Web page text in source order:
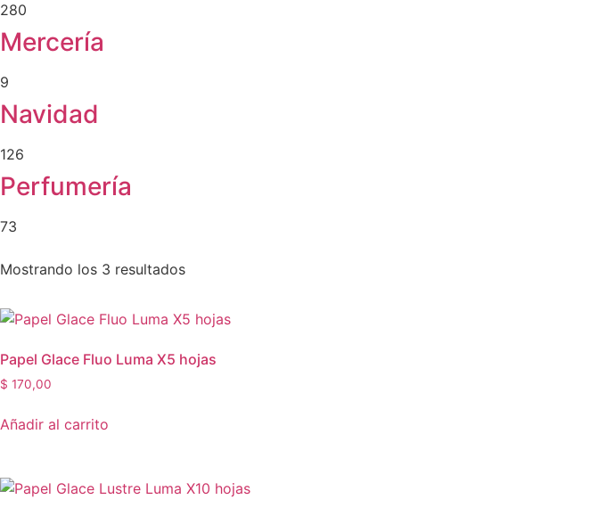
280
Mercería
9
Navidad
126
Perfumería
73
Mostrando los 3 resultados
Papel Glace Fluo Luma X5 hojas
$ 170,00
Añadir al carrito